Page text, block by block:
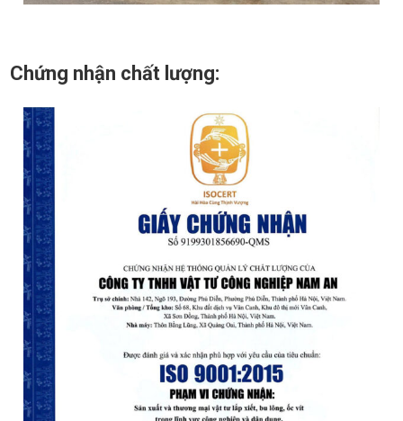
Chứng nhận chất lượng: